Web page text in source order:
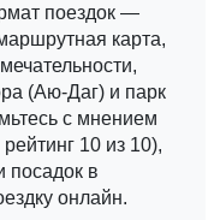
поездок —
карта,
(Аю-Даг) и парк
с мнением
10 из 10),
посадок в
онлайн.